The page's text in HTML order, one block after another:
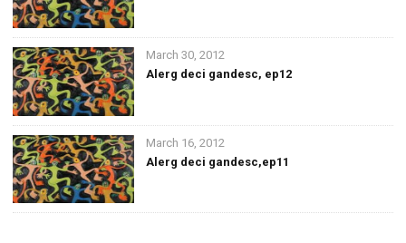
March 30, 2012
Alerg deci gandesc, ep12
March 16, 2012
Alerg deci gandesc,ep11